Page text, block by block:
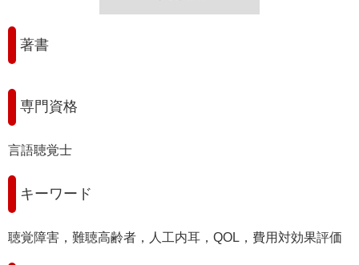
著書
専門資格
言語聴覚士
キーワード
聴覚障害，難聴高齢者，人工内耳，QOL，費用対効果評価